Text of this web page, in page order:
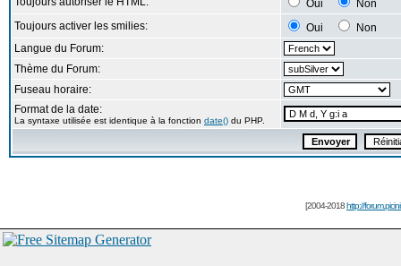
Oui
Non
Toujours activer les smilies:
Oui
Non
Langue du Forum:
Thème du Forum:
Fuseau horaire:
Format de la date:
La syntaxe utilisée est identique à la fonction date() du PHP.
[2004-2018http://